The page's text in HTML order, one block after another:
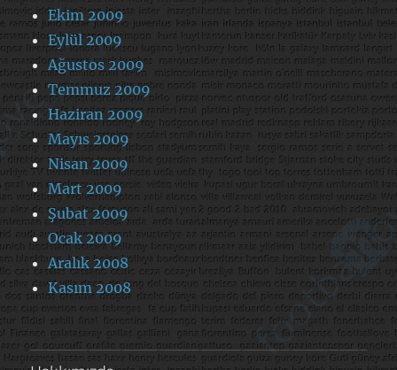
Ekim 2009
Eylül 2009
Ağustos 2009
Temmuz 2009
Haziran 2009
Mayıs 2009
Nisan 2009
Mart 2009
Şubat 2009
Ocak 2009
Aralık 2008
Kasım 2008